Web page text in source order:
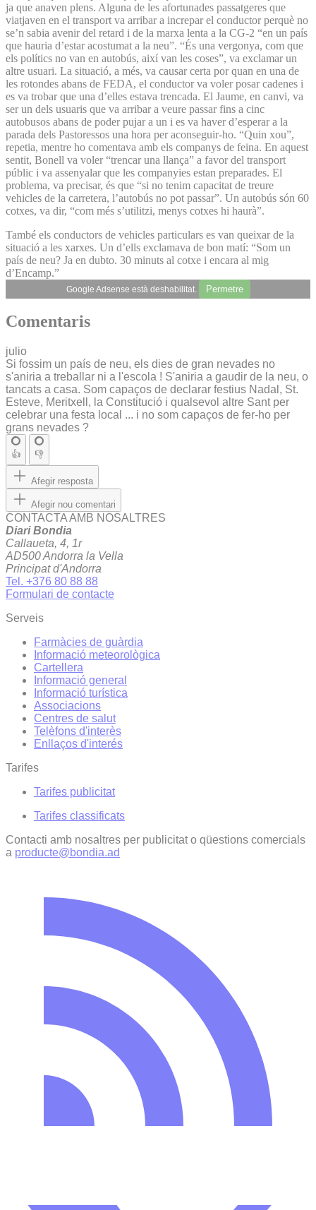
ja que anaven plens. Alguna de les afortunades passatgeres que
viatjaven en el transport va arribar a increpar el conductor perquè no
se’n sabia avenir del retard i de la marxa lenta a la CG-2 “en un país
que hauria d’estar acostumat a la neu”. “És una vergonya, com que
els polítics no van en autobús, així van les coses”, va exclamar un
altre usuari. La situació, a més, va causar certa por quan en una de
les rotondes abans de FEDA, el conductor va voler posar cadenes i
es va trobar que una d’elles estava trencada. El Jaume, en canvi, va
ser un dels usuaris que va arribar a veure passar fins a cinc
autobusos abans de poder pujar a un i es va haver d’esperar a la
parada dels Pastoressos una hora per aconseguir-ho. “Quin xou”,
repetia, mentre ho comentava amb els companys de feina. En aquest
sentit, Bonell va voler “trencar una llança” a favor del transport
públic i va assenyalar que les companyies estan preparades. El
problema, va precisar, és que “si no tenim capacitat de treure
vehicles de la carretera, l’autobús no pot passar”. Un autobús són 60
cotxes, va dir, “com més s’utilitzi, menys cotxes hi haurà”.
També els conductors de vehicles particulars es van queixar de la
situació a les xarxes. Un d’ells exclamava de bon matí: “Som un
país de neu? Ja en dubto. 30 minuts al cotxe i encara al mig
d’Encamp.”
Google Adsense està deshabilitat. Permetre
Comentaris
julio
Si fossim un país de neu, els dies de gran nevades no
s'aniria a treballar ni a l'escola ! S'aniria a gaudir de la neu, o
tancats a casa. Som capaços de declarar festius Nadal, St.
Esteve, Meritxell, la Constitució i qualsevol altre Sant per
celebrar una festa local ... i no som capaços de fer-ho per
grans nevades ?
👍 👎
Afegir resposta
Afegir nou comentari
CONTACTA AMB NOSALTRES
Diari Bondia
Callaueta, 4, 1r
AD500 Andorra la Vella
Principat d'Andorra
Tel. +376 80 88 88
Formulari de contacte
Serveis
Farmàcies de guàrdia
Informació meteorològica
Cartellera
Informació general
Informació turística
Associacions
Centres de salut
Telèfons d'interès
Enllaços d'interés
Tarifes
Tarifes publicitat
Tarifes classificats
Contacti amb nosaltres per publicitat o qüestions comercials
a producte@bondia.ad